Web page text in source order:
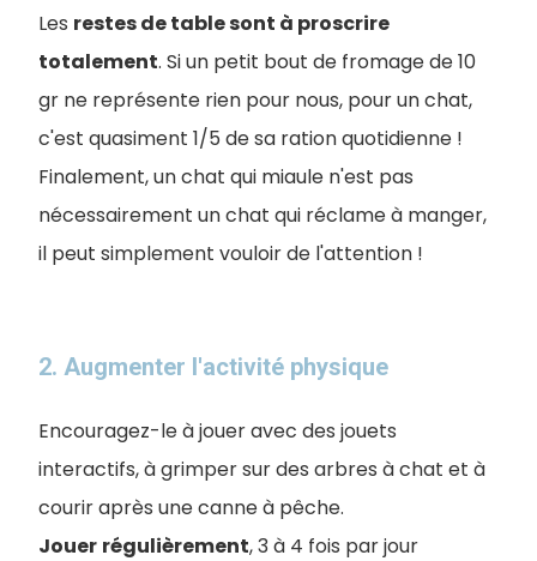
Les restes de table sont à proscrire
totalement. Si un petit bout de fromage de 10
gr ne représente rien pour nous, pour un chat,
c'est quasiment 1/5 de sa ration quotidienne !
Finalement, un chat qui miaule n'est pas
nécessairement un chat qui réclame à manger,
il peut simplement vouloir de l'attention !
2. Augmenter l'activité physique
Encouragez-le à jouer avec des jouets
interactifs, à grimper sur des arbres à chat et à
courir après une canne à pêche.
Jouer régulièrement, 3 à 4 fois par jour